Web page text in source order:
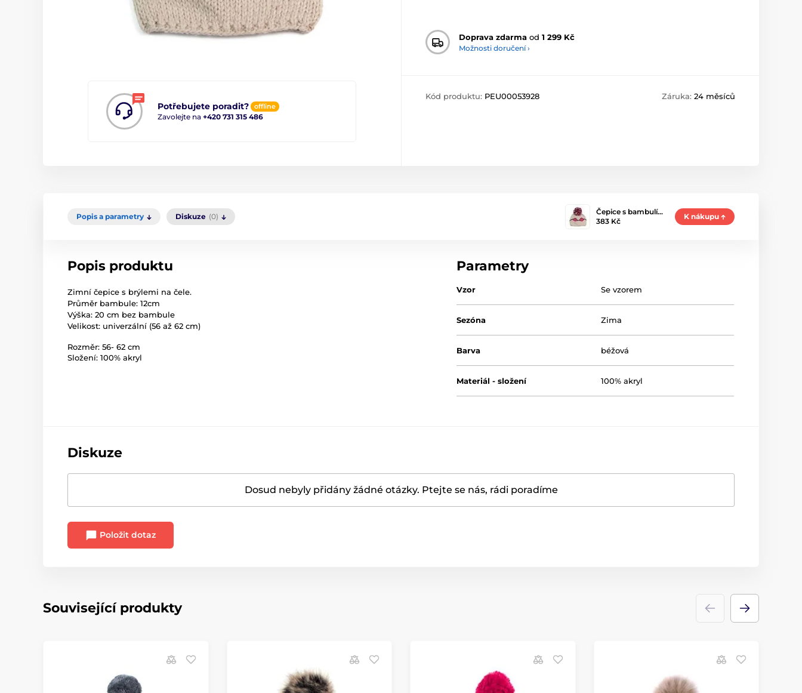
Potřebujete poradit? offline
Zavolejte na +420 731 315 486
Doprava zdarma od 1 299 Kč
Možnosti doručení ›
Kód produktu: PEU00053928 Záruka: 24 měsíců
Popis a parametry Diskuze (0)
Čepice s bambulí…
383 Kč
K nákupu
Popis produktu
Zimní čepice s brýlemi na čele.
Průměr bambule: 12cm
Výška: 20 cm bez bambule
Velikost: univerzální (56 až 62 cm)
Rozměr: 56- 62 cm
Složení: 100% akryl
Parametry
Vzor Se vzorem
Sezóna Zima
Barva béžová
Materiál - složení 100% akryl
Diskuze
Dosud nebyly přidány žádné otázky. Ptejte se nás, rádi poradíme
Položit dotaz
Související produkty